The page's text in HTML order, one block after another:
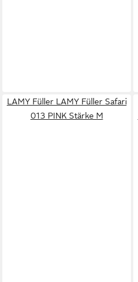
LAMY Füller LAMY Füller Safari
013 PINK Stärke M